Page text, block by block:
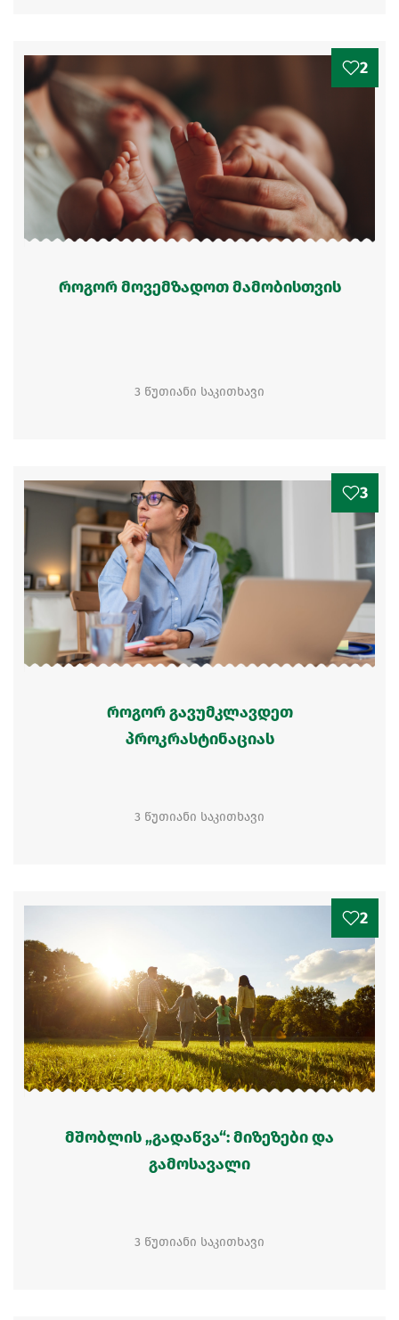
2
როგორ მოვემზადოთ მამობისთვის
3 წუთიანი საკითხავი
3
როგორ გავუმკლავდეთ
პროკრასტინაციას
3 წუთიანი საკითხავი
2
მშობლის „გადაწვა“: მიზეზები და
გამოსავალი
3 წუთიანი საკითხავი